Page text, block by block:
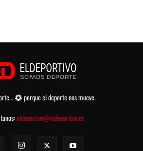
porque el deporte nos mueve.
eldeportivo@eldeportivo.es